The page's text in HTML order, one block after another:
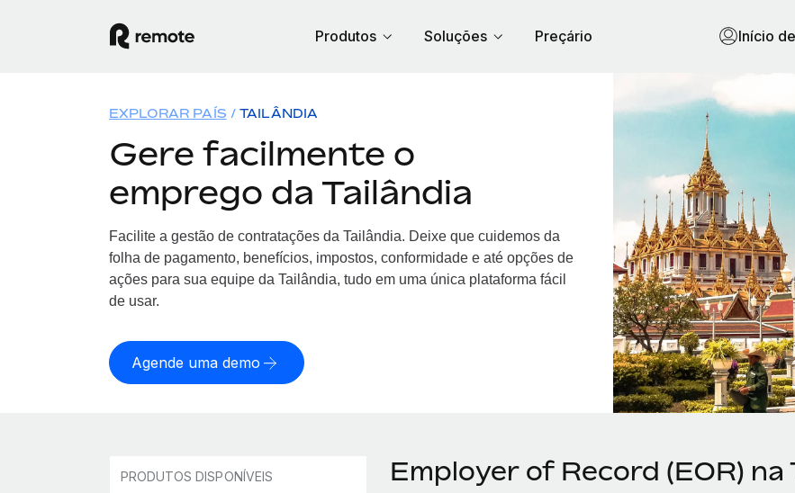
Produtos Soluções Preçário Início
EXPLORAR PAÍS TAILÂNDIA
Gere facilmente o
emprego da Tailândia
Facilite a gestão de contratações da Tailândia. Deixe que cuidemos da
folha de pagamento, benefícios, impostos, conformidade e até opções de
ações para sua equipe da Tailândia, tudo em uma única plataforma fácil
de usar.
Agende uma demo
PRODUTOS DISPONÍVEIS Employer of Record (EOR) na